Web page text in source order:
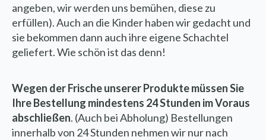
angeben, wir werden uns bemühen, diese zu
erfüllen). Auch an die Kinder haben wir gedacht und
sie bekommen dann auch ihre eigene Schachtel
geliefert. Wie schön ist das denn!
Wegen der Frische unserer Produkte müssen Sie
Ihre Bestellung mindestens 24 Stunden im Voraus
abschließen. (Auch bei Abholung) Bestellungen
innerhalb von 24 Stunden nehmen wir nur nach